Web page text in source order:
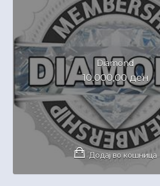
Diamond
10.000,00ден
Додај во кошница